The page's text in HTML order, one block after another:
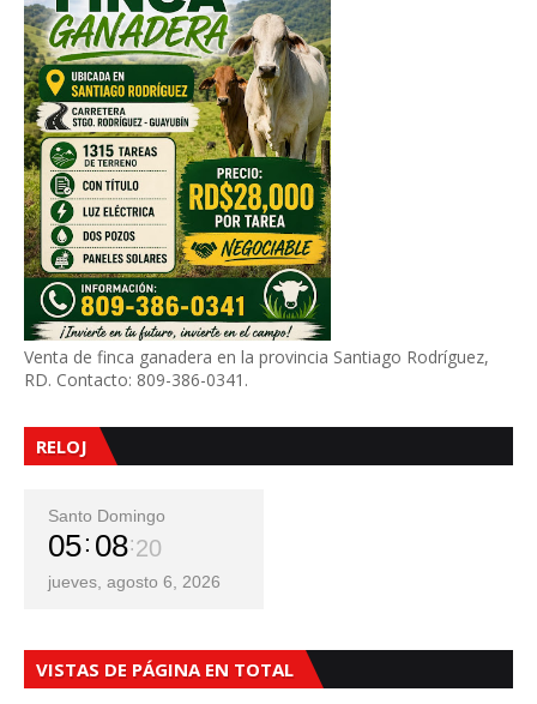
Venta de finca ganadera en la provincia Santiago Rodríguez,
RD. Contacto: 809-386-0341.
RELOJ
Santo Domingo
05 08 22
jueves, agosto 6, 2026
VISTAS DE PÁGINA EN TOTAL